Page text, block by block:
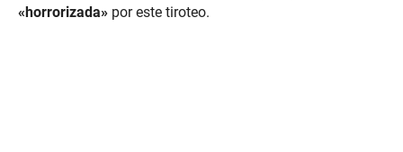
«horrorizada» por este tiroteo.